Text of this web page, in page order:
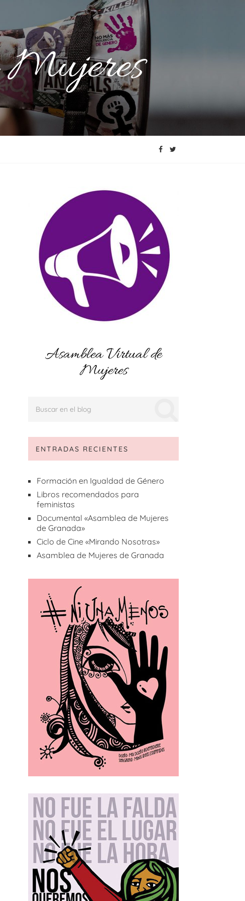
Asamblea Virtual de
Mujeres
ENTRADAS RECIENTES
Formación en Igualdad de Género
Libros recomendados para
feministas
Documental «Asamblea de Mujeres
de Granada»
Ciclo de Cine «Mirando Nosotras»
Asamblea de Mujeres de Granada